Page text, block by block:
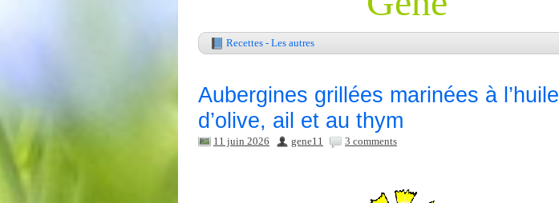
Recettes - Les autres
Aubergines grillées marinées à l’huile
d’olive, ail et au thym
11 juin 2026 gene11 3 comments